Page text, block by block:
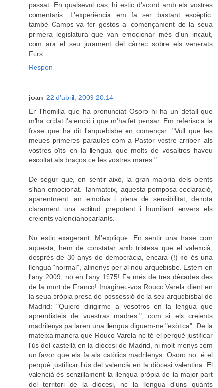
passat. En qualsevol cas, hi estic d'acord amb els vostres
comentaris. L'experiència em fa ser bastant escèptic:
també Camps va fer gestos al començament de la seua
primera legislatura que van emocionar més d'un incaut,
com ara el seu jurament del càrrec sobre els venerats
Furs.
Respon
joan 22 d’abril, 2009 20:14
En l'homilia que ha pronunciat Osoro hi ha un detall que
m'ha cridat l'atenció i que m'ha fet pensar. Em referisc a la
frase que ha dit l'arquebisbe en començar: "Vull que les
meues primeres paraules com a Pastor vostre arriben als
vostres oïts en la llengua que molts de vosaltres haveu
escoltat als braços de les vostres mares."
De segur que, en sentir això, la gran majoria dels oients
s'han emocionat. Tanmateix, aquesta pomposa declaració,
aparentment tan emotiva i plena de sensibilitat, denota
clarament una actitud prepotent i humiliant envers els
creients valencianoparlants.
No estic exagerant. M'explique: En sentir una frase com
aquesta, hem de constatar amb tristesa que el valencià,
després de 30 anys de democràcia, encara (!) no és una
llengua "normal", almenys per al nou arquebisbe. Estem en
l'any 2009, no en l'any 1975! Fa més de tres dècades des
de la mort de Franco! Imagineu-vos Rouco Varela dient en
la seua pròpia presa de possessió de la seu arquebisbal de
Madrid: "Quiero dirigirme a vosotros en la lengua que
aprendisteis de vuestras madres.", com si els creients
madrilenys parlaren una llengua diguem-ne "exòtica". De la
mateixa manera que Rouco Varela no té el perquè justificar
l'ús del castellà en la diòcesi de Madrid, ni molt menys com
un favor que els fa als catòlics madrilenys, Osoro no té el
perquè justificar l'ús del valencià en la diòcesi valentina. El
valencià és senzillament la llengua pròpia de la major part
del territori de la diòcesi, no la llengua d'uns quants